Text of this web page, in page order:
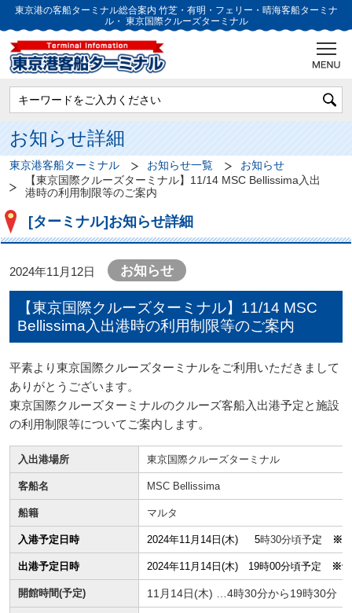
東京港の客船ターミナル総合案内 竹芝・有明・フェリー・晴海客船ターミナ
ル・ 東京国際クルーズターミナル
お知らせ詳細
東京港客船ターミナル お知らせ一覧
お知らせ
【東京国際クルーズターミナル】11/14 MSC Bellissima入出
港時の利用制限等のご案内
[ターミナル]お知らせ詳細
2024年11月12日 お知らせ
【東京国際クルーズターミナル】11/14 MSC
Bellissima入出港時の利用制限等のご案内
平素より東京国際クルーズターミナルをご利用いただきまして
ありがとうございます。
東京国際クルーズターミナルのクルーズ客船入出港予定と施設
の利用制限等についてご案内します。
入出港場所 東京国際クルーズターミナル
客船名 MSC Bellissima
船籍 マルタ
入港予定日時 2024年11月14日(木) 5時30分頃予定 ※予
出港予定日時 2024年11月14日(木) 19時00分頃予定 ※予
開館時間(予定) 11月14日(木) …4時30分から19時30分